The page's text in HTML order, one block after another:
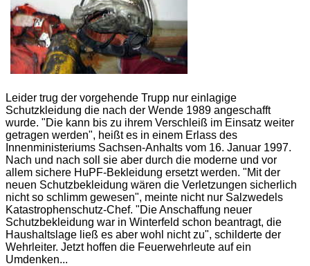
Leider trug der vorgehende Trupp nur einlagige
Schutzkleidung die nach der Wende 1989 angeschafft
wurde. "Die kann bis zu ihrem Verschleiß im Einsatz weiter
getragen werden", heißt es in einem Erlass des
Innenministeriums Sachsen-Anhalts vom 16. Januar 1997.
Nach und nach soll sie aber durch die moderne und vor
allem sichere HuPF-Bekleidung ersetzt werden. "Mit der
neuen Schutzbekleidung wären die Verletzungen sicherlich
nicht so schlimm gewesen", meinte nicht nur Salzwedels
Katastrophenschutz-Chef. "Die Anschaffung neuer
Schutzbekleidung war in Winterfeld schon beantragt, die
Haushaltslage ließ es aber wohl nicht zu", schilderte der
Wehrleiter. Jetzt hoffen die Feuerwehrleute auf ein
Umdenken...